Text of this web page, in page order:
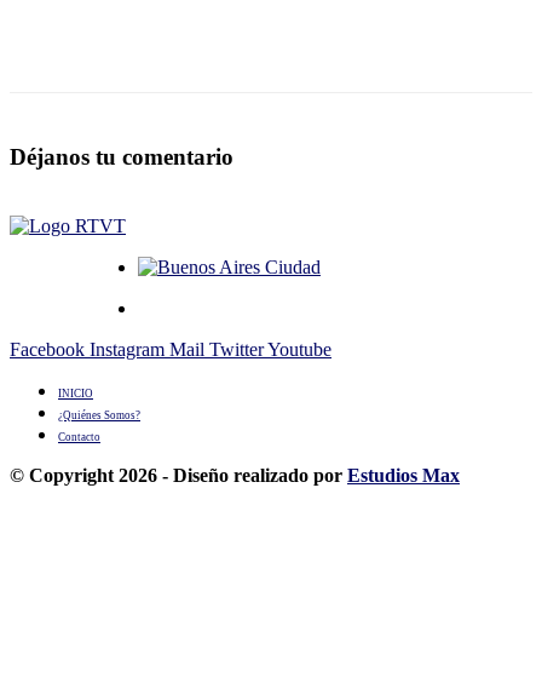
Déjanos tu comentario
Facebook Instagram Mail TwitterYoutube
INICIO
¿Quiénes Somos?
Contacto
© Copyright 2026 - Diseño realizado por Estudios Max